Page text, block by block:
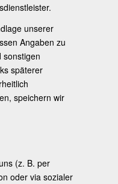
unserer
Angaben zu
sonstigen
späterer
speichern wir
(z. B. per
oder via sozialer